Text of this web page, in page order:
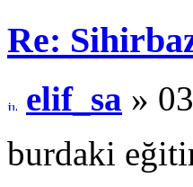
Re:
elif_sa »
burdaki